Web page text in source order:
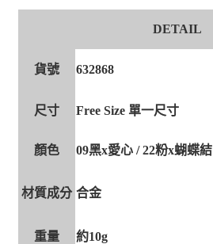
DETAIL
貨號 632868
尺寸 Free Size 單一尺寸
顏色 09黑x愛心 / 22粉x蝴蝶結
材質成分 合金
重量 約10g